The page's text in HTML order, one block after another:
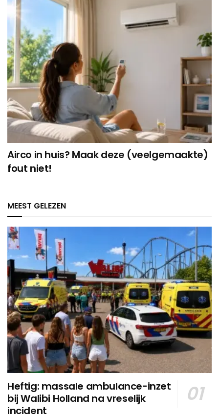
Airco in huis? Maak deze (veelgemaakte)
fout niet!
MEEST GELEZEN
Heftig: massale ambulance-inzet
bij Walibi Holland na vreselijk
incident